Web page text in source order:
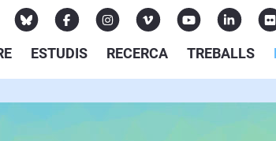
ESTUDIS RECERCA TREBALLS